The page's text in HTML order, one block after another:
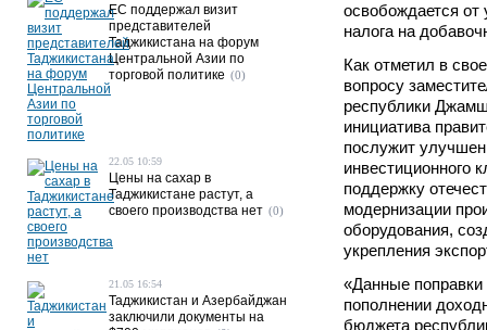
освобождается
налога на
Как отметил в
вопросу
республики
инициатива
послужит
инвестиционного
поддержку
модернизации
оборудования,
укрепления
«Данные поправки
пополнении
бюджета
ЕС поддержал визит
представителей
Таджикистана на форум
Центральной Азии по
торговой политике (0)
22.05 10:59
Цены на сахар в
Таджикистане растут, а
своего производства нет (0)
21.05 16:54
Таджикистан и Азербайджан
заключили документы на